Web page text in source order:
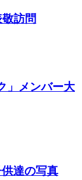
訪問
」メンバー大
達の写真